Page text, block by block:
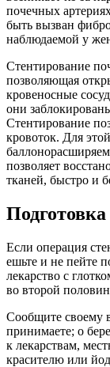
почечных
быть вызван
наблюдаемой у
Стентирование
позволяющая
кровеносные
они
Стентирование
кровоток. Для
позволяет
тканей, быстро и
Если операция
ешьте и не пейте
лекарство с
во второй
Сообщите своему
принимаете; о
к лекарствам,
красителю или